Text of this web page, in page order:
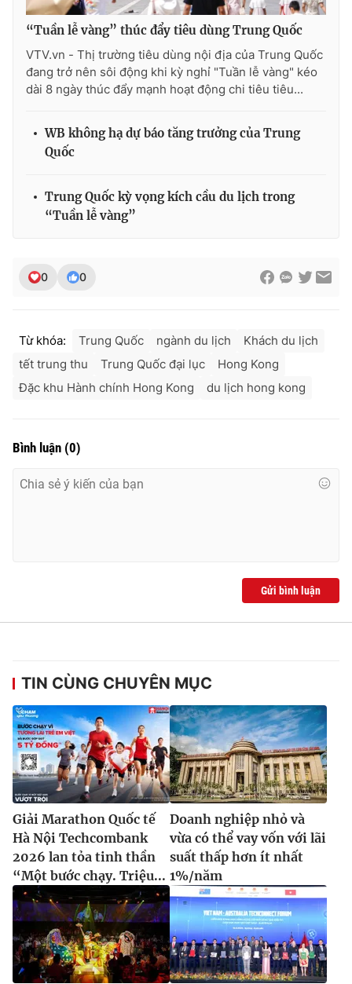
Ðiện thoại Thời báo VTV: 024.66 897 897
Email:toasoan@vtv.vn
Liên hệ quảng cáo:024-7300.7108
® Cấm sao chép dưới mọi hình thức nếu không có sự chấp
“Tuần lễ vàng” thúc đẩy tiêu dùng Trung Quốc
VTV.vn - Thị trường tiêu dùng nội địa của Trung Quốc
đang trở nên sôi động khi kỳ nghỉ "Tuần lễ vàng" kéo
dài 8 ngày thúc đẩy mạnh hoạt động chi tiêu tiêu...
WB không hạ dự báo tăng trưởng của Trung
Quốc
Trung Quốc kỳ vọng kích cầu du lịch trong
“Tuần lễ vàng”
0 0
Từ khóa: Trung Quốc ngành du lịch
Khách du lịch
tết trung thu
Trung Quốc đại lục
Hong Kong
Đặc khu Hành chính Hong Kong
du lịch hong kong
Bình luận (0)
Gửi bình luận
TIN CÙNG CHUYÊN MỤC
Giải Marathon Quốc tế
Hà Nội Techcombank
2026 lan tỏa tinh thần
“Một bước chạy. Triệu...
Doanh nghiệp nhỏ và
vừa có thể vay vốn với lãi
suất thấp hơn ít nhất
1%/năm